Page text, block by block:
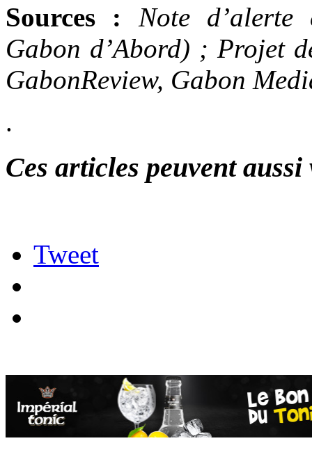
Sources : Note
Gabon d’Abord) ; Projet
GabonReview, Gabon
.
Ces articles peuvent
Tweet